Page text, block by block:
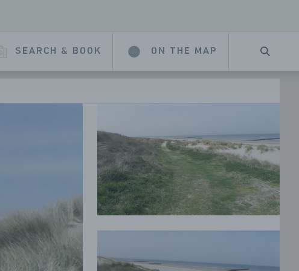
SEARCH & BOOK ON THE MAP